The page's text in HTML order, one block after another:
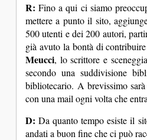
R: Fino a qui ci siamo
mettere a punto il sito,
500 utenti e dei 200 autori,
già avuto la bontà di
Meucci, lo scrittore e
secondo una suddivisione
bibliotecario. A brevissimo
con una mail ogni volta che
D: Da quanto tempo esiste il
andati a buon fine che ci può